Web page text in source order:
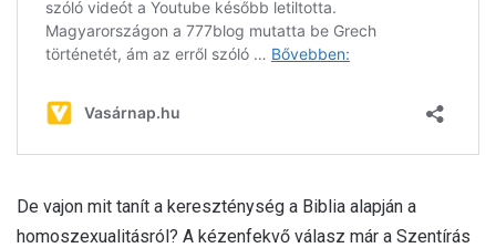
De vajon mit tanít a kereszténység a Biblia alapján a
homoszexualitásról? A kézenfekvő válasz már a Szentírás